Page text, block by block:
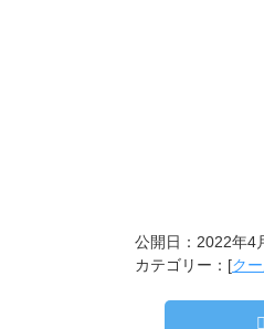
公開日： 2022年4
カテゴリー：[ク